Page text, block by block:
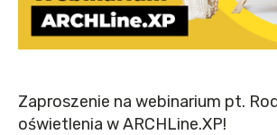
Zaproszenie na webinarium pt.
oświetlenia w ARCHLine.XP!